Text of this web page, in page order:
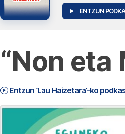
ENTZUN
“Non
Entzun ‘Lau Haizetara’-ko